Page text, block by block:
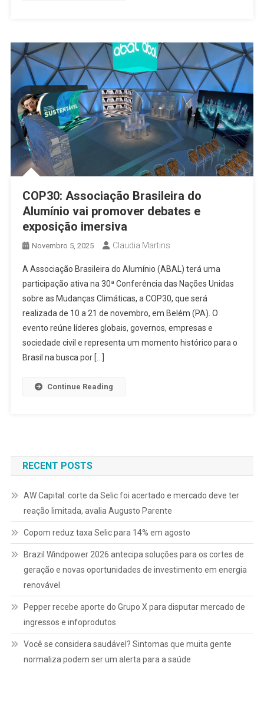
COP30: Associação Brasileira do
Alumínio vai promover debates e
exposição imersiva
Novembro 5, 2025 Claudia Martins
A Associação Brasileira do Alumínio (ABAL) terá uma
participação ativa na 30ª Conferência das Nações Unidas
sobre as Mudanças Climáticas, a COP30, que será
realizada de 10 a 21 de novembro, em Belém (PA). O
evento reúne líderes globais, governos, empresas e
sociedade civil e representa um momento histórico para o
Brasil na busca por […]
Continue Reading
RECENT POSTS
AW Capital: corte da Selic foi acertado e mercado deve ter
reação limitada, avalia Augusto Parente
Copom reduz taxa Selic para 14% em agosto
Brazil Windpower 2026 antecipa soluções para os cortes de
geração e novas oportunidades de investimento em energia
renovável
Pepper recebe aporte do Grupo X para disputar mercado de
ingressos e infoprodutos
Você se considera saudável? Sintomas que muita gente
normaliza podem ser um alerta para a saúde